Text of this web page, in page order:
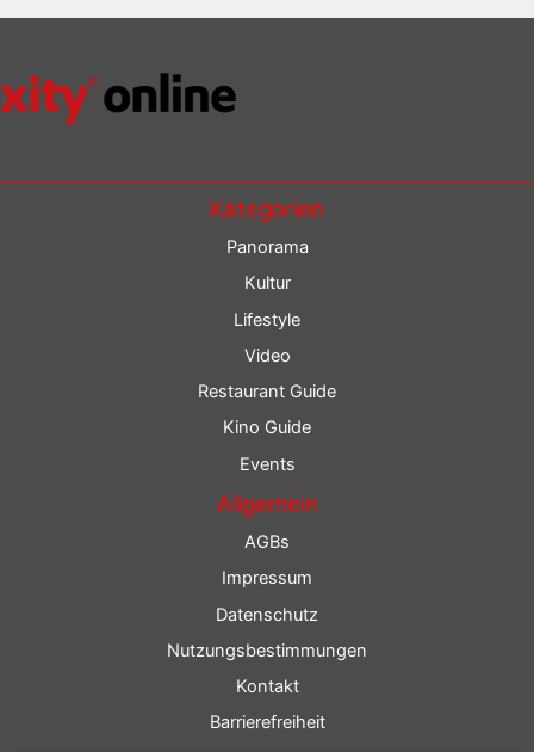
Kategorien
Panorama
Kultur
Lifestyle
Video
Restaurant Guide
Kino Guide
Events
Allgemein
AGBs
Impressum
Datenschutz
Nutzungsbestimmungen
Kontakt
Barrierefreiheit